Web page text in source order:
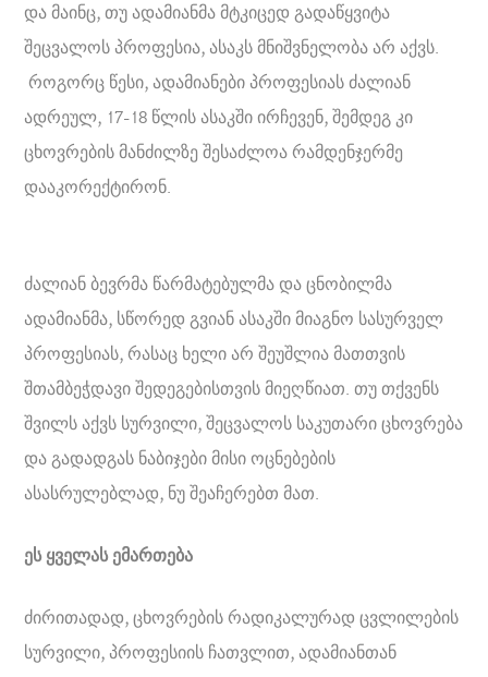
და მაინც, თუ ადამიანმა მტკიცედ გადაწყვიტა
შეცვალოს პროფესია, ასაკს მნიშვნელობა არ აქვს.
როგორც წესი, ადამიანები პროფესიას ძალიან
ადრეულ, 17-18 წლის ასაკში ირჩევენ, შემდეგ კი
ცხოვრების მანძილზე შესაძლოა რამდენჯერმე
დააკორექტირონ.
ძალიან ბევრმა წარმატებულმა და ცნობილმა
ადამიანმა, სწორედ გვიან ასაკში მიაგნო სასურველ
პროფესიას, რასაც ხელი არ შეუშლია მათთვის
შთამბეჭდავი შედეგებისთვის მიეღწიათ. თუ თქვენს
შვილს აქვს სურვილი, შეცვალოს საკუთარი ცხოვრება
და გადადგას ნაბიჯები მისი ოცნებების
ასასრულებლად, ნუ შეაჩერებთ მათ.
ეს ყველას ემართება
ძირითადად, ცხოვრების რადიკალურად ცვლილების
სურვილი, პროფესიის ჩათვლით, ადამიანთან